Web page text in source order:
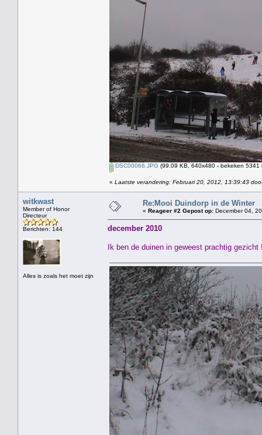
DSC00066.JPG (99.09 KB, 640x480 - bekeken 5341
« Laatste verandering: Februari 20, 2012, 13:39:43
witkwast
Member of Honor
Directeur
Berichten: 144
Alles is zoals het moet zijn
Re:Mooi Duindorp in de Winter
« Reageer #2 Gepost op: December 04,
december 2010
Ik ben de duinen in geweest prachtig gezicht